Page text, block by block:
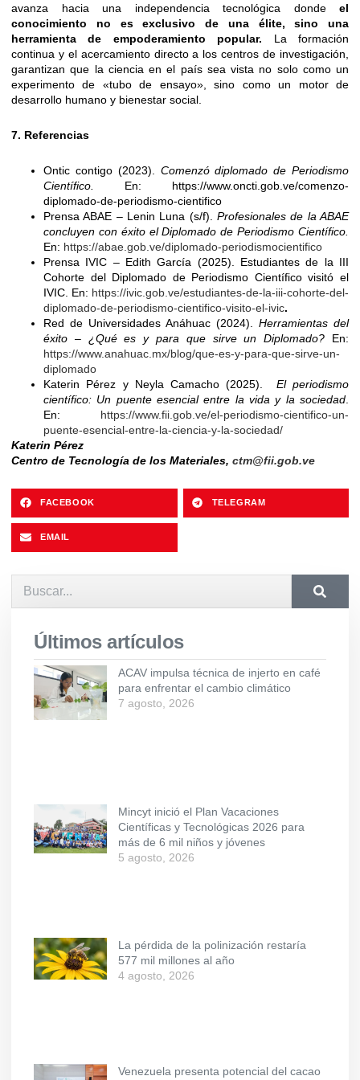
avanza hacia una independencia tecnológica donde el
conocimiento no es exclusivo de una élite, sino una
herramienta de empoderamiento popular. La formación
continua y el acercamiento directo a los centros de investigación,
garantizan que la ciencia en el país sea vista no solo como un
experimento de «tubo de ensayo», sino como un motor de
desarrollo humano y bienestar social.
7. Referencias
Ontic contigo (2023). Comenzó diplomado de Periodismo
Científico.
En: https://www.oncti.gob.ve/comenzo-
diplomado-de-periodismo-cientifico
Prensa ABAE – Lenin Luna (s/f). Profesionales de la ABAE
concluyen con éxito el Diplomado de Periodismo Científico.
En: https://abae.gob.ve/diplomado-periodismocientifico
Prensa IVIC – Edith García (2025). Estudiantes de la III
Cohorte del Diplomado de Periodismo Científico visitó el
IVIC. En: https://ivic.gob.ve/estudiantes-de-la-iii-cohorte-del-
diplomado-de-periodismo-cientifico-visito-el-ivic.
Red de Universidades Anáhuac (2024). Herramientas del
éxito – ¿Qué es y para que sirve un Diplomado? En:
https://www.anahuac.mx/blog/que-es-y-para-que-sirve-un-
diplomado
Katerin Pérez y Neyla Camacho (2025). El periodismo
científico: Un puente esencial entre la vida y la sociedad
En: https://www.fii.gob.ve/el-periodismo-cientifico-un-
puente-esencial-entre-la-ciencia-y-la-sociedad/
Katerin Pérez
Centro de Tecnología de los Materiales, ctm@fii.gob.ve
FACEBOOK TELEGRAM
EMAIL
Últimos artículos
ACAV impulsa técnica de injerto en café
para enfrentar el cambio climático
7 agosto, 2026
Mincyt inició el Plan Vacaciones
Científicas y Tecnológicas 2026 para
más de 6 mil niños y jóvenes
5 agosto, 2026
La pérdida de la polinización restaría
577 mil millones al año
4 agosto, 2026
Venezuela presenta potencial del cacao